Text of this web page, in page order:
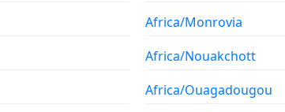
Africa/Monrovia
Africa/Nouakchott
Africa/Ouagadougou